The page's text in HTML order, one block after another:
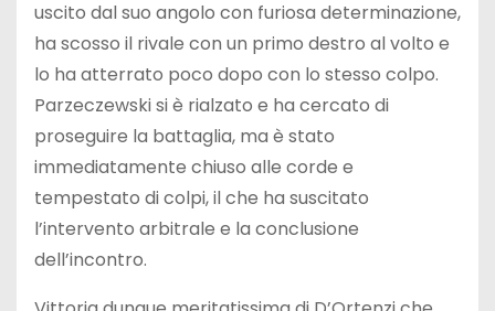
uscito dal suo angolo con furiosa determinazione,
ha scosso il rivale con un primo destro al volto e
lo ha atterrato poco dopo con lo stesso colpo.
Parzeczewski si è rialzato e ha cercato di
proseguire la battaglia, ma è stato
immediatamente chiuso alle corde e
tempestato di colpi, il che ha suscitato
l’intervento arbitrale e la conclusione
dell’incontro.